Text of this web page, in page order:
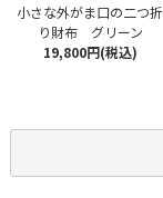
小さな外がま口の二つ折
り財布 グリーン
19,800円(税込)